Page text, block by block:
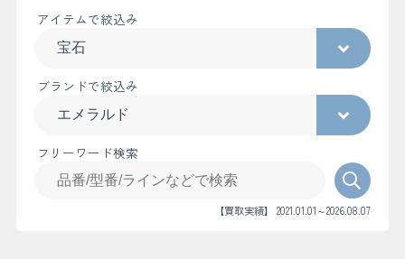
アイテムで絞込み
ブランドで絞込み
フリーワード検索
【買取実績】 2021.01.01～2026.08.07